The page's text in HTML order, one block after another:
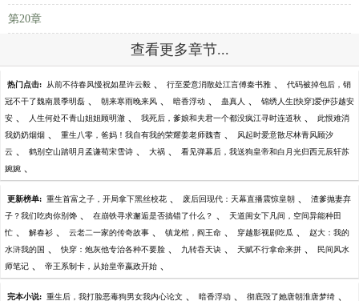
第20章
查看更多章节...
热门点击: 从前不待春风慢祝如星许云毅 、 行至爱意消散处江言傅秦书雅 、 代码被掉包后，销
冠不干了魏南晨季明磊 、 朝来寒雨晚来风 、 暗香浮动 、 蛊真人 、 锦绣人生[快穿]爱伊莎越安
安 、 人生何处不青山姐姐顾明澈 、 我死后，爹娘和夫君一个都没疯江寻时连道秋 、 此恨难消
我奶奶烟烟 、 重生八零，爸妈！我自有我的荣耀姜老师魏杳 、 风起时爱意散尽林青风顾汐
云 、 鹤别空山踏明月孟谦荀宋雪诗 、 大祸 、 看见弹幕后，我送狗皇帝和白月光归西元辰轩苏
婉婉 、
更新榜单: 重生首富之子，开局拿下黑丝校花 、 废后回现代：天幕直播震惊皇朝 、 渣爹抛妻弃
子？我们吃肉你别馋 、 在崩铁寻求邂逅是否搞错了什么？ 、 天道闺女下凡间，空间异能种田
忙 、 解春衫 、 云老二一家的传奇故事 、 镇龙棺，阎王命 、 穿越影视剧吃瓜 、 赵大：我的
水浒我的国 、 快穿：炮灰他专治各种不要脸 、 九转吞天诀 、 天赋不行拿命来拼 、 民间风水
师笔记 、 帝王系制卡，从始皇帝嬴政开始 、
完本小说: 重生后，我打脸恶毒狗男女我内心论文 、 暗香浮动 、 彻底毁了她唐朝淮唐梦绮 、